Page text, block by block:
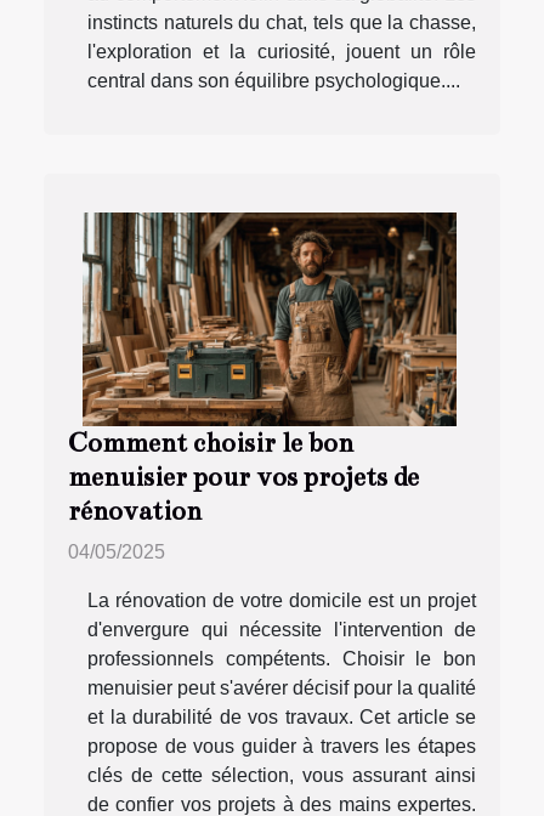
instincts naturels du chat, tels que la chasse,
l'exploration et la curiosité, jouent un rôle
central dans son équilibre psychologique....
Comment choisir le bon
menuisier pour vos projets de
rénovation
04/05/2025
La rénovation de votre domicile est un projet
d'envergure qui nécessite l'intervention de
professionnels compétents. Choisir le bon
menuisier peut s'avérer décisif pour la qualité
et la durabilité de vos travaux. Cet article se
propose de vous guider à travers les étapes
clés de cette sélection, vous assurant ainsi
de confier vos projets à des mains expertes.